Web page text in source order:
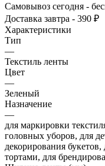
Самовывоз сегодня -
Доставка завтра - 390 ₽
Характеристики
Тип
—
Текстиль ленты
Цвет
—
Зеленый
Назначение
—
для маркировки
головных уборов, для
декорирования
тортами, для